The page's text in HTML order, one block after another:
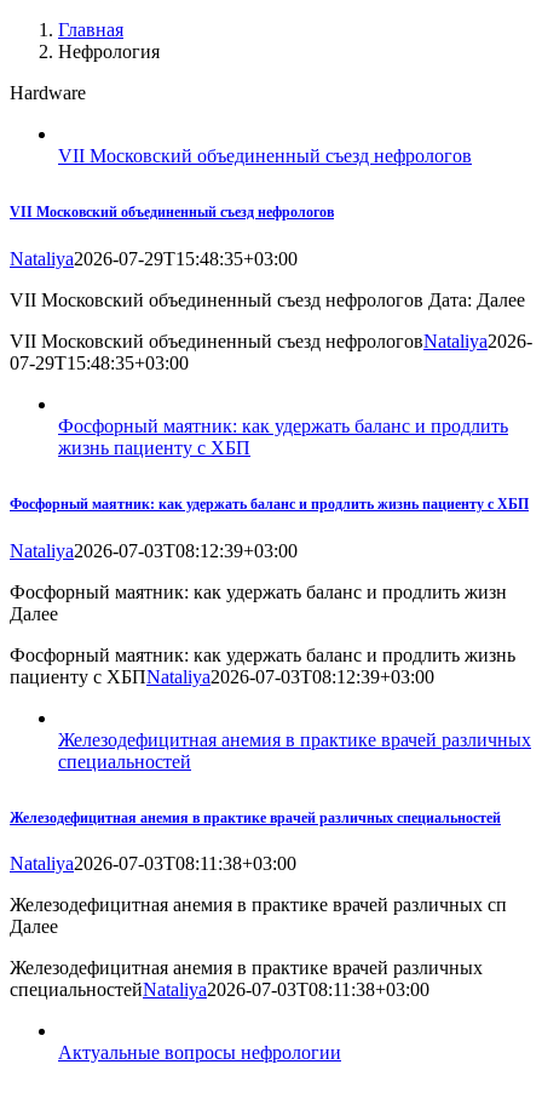
Главная
Нефрология
Hardware
VII Московский объединенный съезд нефрологов
VII Московский объединенный съезд нефрологов
Nataliya2026-07-29T15:48:35+03:00
VII Московский объединенный съезд нефрологов Дата: Далее
VII Московский объединенный съезд нефрологовNataliya2026-
07-29T15:48:35+03:00
Фосфорный маятник: как удержать баланс и продлить
жизнь пациенту с ХБП
Фосфорный маятник: как удержать баланс и продлить жизнь пациенту с ХБП
Nataliya2026-07-03T08:12:39+03:00
Фосфорный маятник: как удержать баланс и продлить жизн
Далее
Фосфорный маятник: как удержать баланс и продлить жизнь
пациенту с ХБПNataliya2026-07-03T08:12:39+03:00
Железодефицитная анемия в практике врачей различных
специальностей
Железодефицитная анемия в практике врачей различных специальностей
Nataliya2026-07-03T08:11:38+03:00
Железодефицитная анемия в практике врачей различных сп
Далее
Железодефицитная анемия в практике врачей различных
специальностейNataliya2026-07-03T08:11:38+03:00
Актуальные вопросы нефрологии